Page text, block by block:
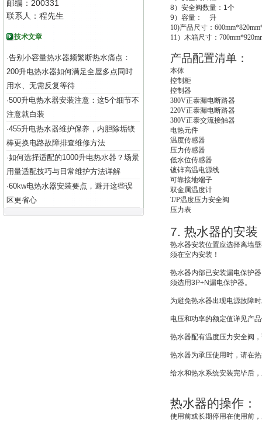
邮编：200331
联系人：程先生
技术文章
·告别小容量热水器频繁断热水痛点：
200升电热水器如何满足全屋多点同时
用水、无需反复等待
·500升电热水器安装注意：这5个细节不
注意就白装
·455升电热水器维护保养，内胆除垢镁
棒更换电路故障排查维修方法
·如何选择适配的1000升电热水器？场景
用量适配技巧与日常维护方法详解
·60kw电热水器安装要点，避开这些误
区更省心
8）安全阀数量： 1个
9 ）容量：
升
10)产品尺寸：
11 ）木箱尺寸：
产品配置清单：
本体
控制柜
控制器
380V正泰漏电断路器
220V正泰漏电断路器
380V正泰交流接触器
电热元件
温度传感器
压力传感器
低水位传感器
镀锌高温电源线
可靠接地端子
双金属温度计
T/P温度压力安全阀
压力表
7. 热水器的安装
热水器安装位置应选择离墙
须在室内安装！
热水器内部已安装漏电保护
须选用3P+N漏电保护器。
为避免热水器出现电源故障
电压和功率的额定值详见产
热水器配有温度压力安全阀
热水器为承压使用时，请在
给水和热水系统安装完毕后
热水器的操作：
使用前或长期停用在使用前